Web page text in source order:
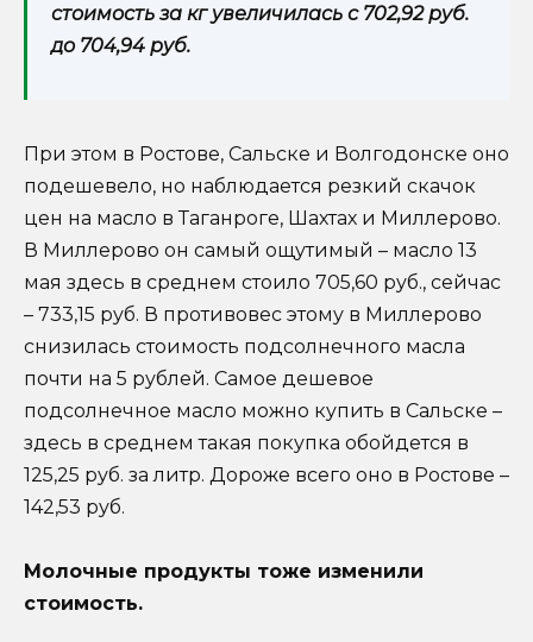
стоимость за кг увеличилась с 702,92 руб.
до 704,94 руб.
При этом в Ростове, Сальске и Волгодонске оно
подешевело, но наблюдается резкий скачок
цен на масло в Таганроге, Шахтах и Миллерово.
В Миллерово он самый ощутимый – масло 13
мая здесь в среднем стоило 705,60 руб., сейчас
– 733,15 руб. В противовес этому в Миллерово
снизилась стоимость подсолнечного масла
почти на 5 рублей. Самое дешевое
подсолнечное масло можно купить в Сальске –
здесь в среднем такая покупка обойдется в
125,25 руб. за литр. Дороже всего оно в Ростове –
142,53 руб.
Молочные продукты тоже изменили
стоимость.